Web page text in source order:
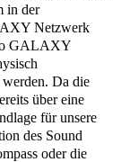
in der
Netzwerk
GALAXY
Da die
über eine
für unsere
des Sound
oder die